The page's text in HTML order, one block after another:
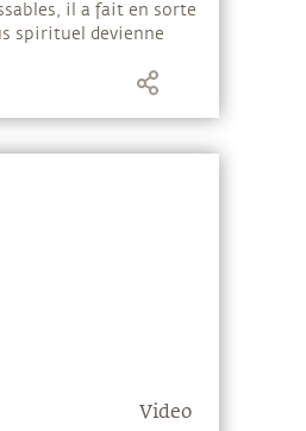
il a fait en sorte
spirituel devienne
Video